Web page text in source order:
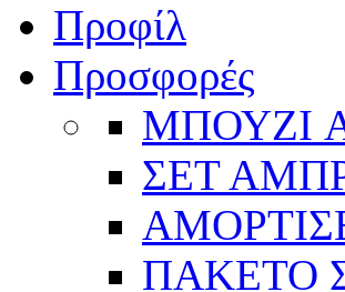
Προφίλ
Προσφορές
ΜΠΟΥΖΙ
ΣΕΤ
ΠΑΚΕΤΟ